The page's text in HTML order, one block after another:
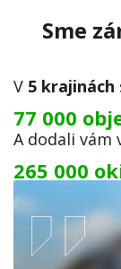
Sme
V 5 krajinách
77 000
A dodali vám
265 000